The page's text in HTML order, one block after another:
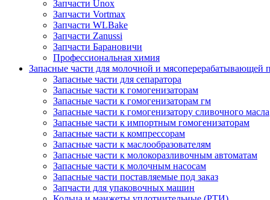
Запчасти Unox
Запчасти Vortmax
Запчасти WLBake
Запчасти Zanussi
Запчасти Барановичи
Профессиональная химия
Запасные части для молочной и мясоперерабатывающей
Запасные части для сепаратора
Запасные части к гомогенизаторам
Запасные части к гомогенизаторам гм
Запасные части к гомогенизатору сливочного масла
Запасные части к импортным гомогенизаторам
Запасные части к компрессорам
Запасные части к маслообразователям
Запасные части к молокоразливочным автоматам
Запасные части к молочным насосам
Запасные части поставляемые под заказ
Запчасти для упаковочных машин